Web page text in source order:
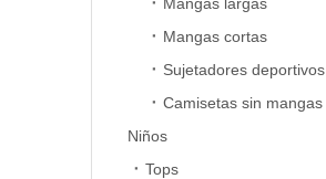
Mangas cortas
Sujetadores deportivos
Niños
Tops